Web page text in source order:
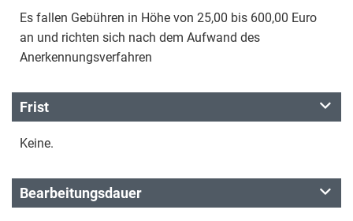
Es fallen Gebühren in Höhe von 25,00 bis 600,00 Euro
an und richten sich nach dem Aufwand des
Anerkennungsverfahren
Frist
Keine.
Bearbeitungsdauer